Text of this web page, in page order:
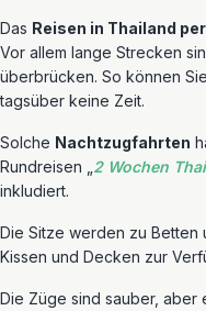
Das Reisen in Thailand
Vor allem lange Strecken
überbrücken. So können
tagsüber keine Zeit.
Solche Nachtzugfahrten
Rundreisen „ 2 Wochen
inkludiert.
Die Sitze werden zu Betten
Kissen und Decken zur
Die Züge sind sauber, aber